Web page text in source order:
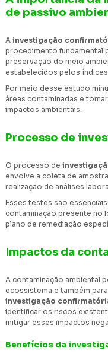
de passivo
A investigação
procedimento fundamental
preservação do meio
estabelecidos pelos índices
Por meio desse estudo
áreas contaminadas e
impactos ambientais.
Processo de
O processo de
envolve a coleta de
realização de análises
Esses testes são
contaminação presente no
plano de remediação
Impactos da
A contaminação ambiental
ecossistema e também
investigação
identificar os riscos
mitigar esses impactos
Benefícios da